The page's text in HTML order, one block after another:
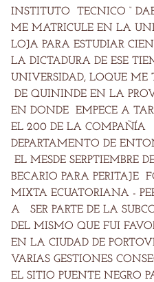
INSTITUTO TECNICO “
ME MATRICULE EN LA
LOJA PARA ESTUDIAR
LA DICTADURA DE ESE
UNIVERSIDAD, LOQUE
DE QUININDE EN LA
EN DONDE EMPECE A
EL 200 DE LA COMPAÑÍA
DEPARTAMENTO DE
EL MESDE SERPTIEMBRE
BECARIO PARA PERITAJE
MIXTA ECUATORIANA -
A SER PARTE DE LA
DEL MISMO QUE FUI
EN LA CIUDAD DE
VARIAS GESTIONES
EL SITIO PUENTE NEGRO